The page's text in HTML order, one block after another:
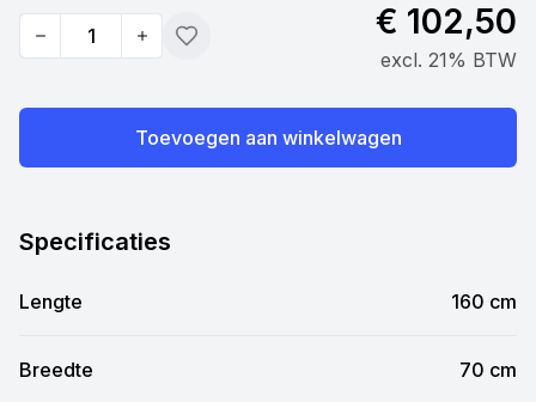
Quantity Toevoegen
€ 102,50
excl. 21% BTW
Toevoegen aan winkelwagen
Specificaties
Lengte 160 cm
Breedte 70 cm